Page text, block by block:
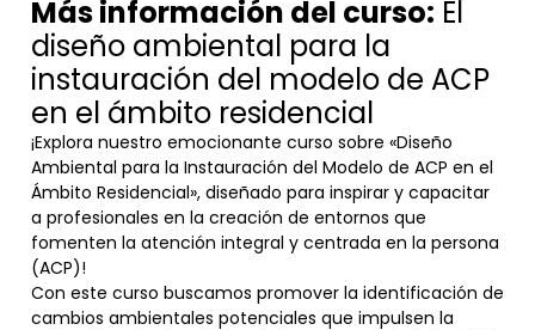
Más información del curso: El
diseño ambiental para la
instauración del modelo de ACP
en el ámbito residencial
¡Explora nuestro emocionante curso sobre «Diseño
Ambiental para la Instauración del Modelo de ACP en el
Ámbito Residencial», diseñado para inspirar y capacitar
a profesionales en la creación de entornos que
fomenten la atención integral y centrada en la persona
(ACP)!
Con este curso buscamos promover la identificación de
cambios ambientales potenciales que impulsen la